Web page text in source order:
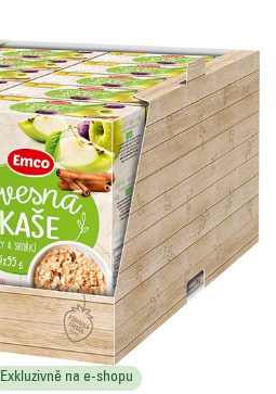
Exkluzivně na e-shopu